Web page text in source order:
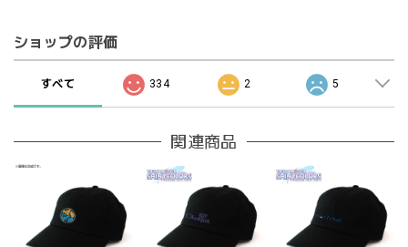
ショップの評価
すべて 334 2 5
関連商品